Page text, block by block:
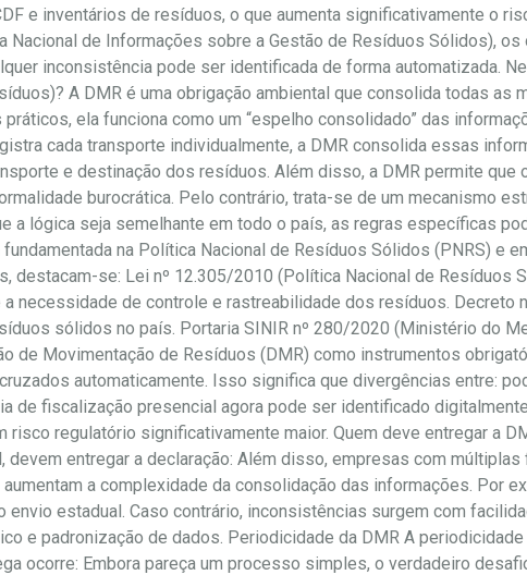
e inventários de resíduos, o que aumenta significativamente o
de Informações sobre a Gestão de Resíduos Sólidos), os
inconsistência pode ser identificada de forma automatizada.
A DMR é uma obrigação ambiental que consolida todas as
ela funciona como um “espelho consolidado” das
cada transporte individualmente, a DMR consolida essas
e destinação dos resíduos. Além disso, a DMR permite que
burocrática. Pelo contrário, trata-se de um mecanismo
a lógica seja semelhante em todo o país, as regras específicas
na Política Nacional de Resíduos Sólidos (PNRS) e
se: Lei nº 12.305/2010 (Política Nacional de Resíduos
necessidade de controle e rastreabilidade dos resíduos. Decreto
sólidos no país. Portaria SINIR nº 280/2020 (Ministério do
de Movimentação de Resíduos (DMR) como instrumentos
automaticamente. Isso significa que divergências entre:
de fiscalização presencial agora pode ser identificado
regulatório significativamente maior. Quem deve entregar a
entregar a declaração: Além disso, empresas com
a complexidade da consolidação das informações. Por
estadual. Caso contrário, inconsistências surgem com
e padronização de dados. Periodicidade da DMR A periodicidade
ocorre: Embora pareça um processo simples, o verdadeiro